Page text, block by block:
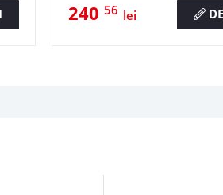
240 56 lei